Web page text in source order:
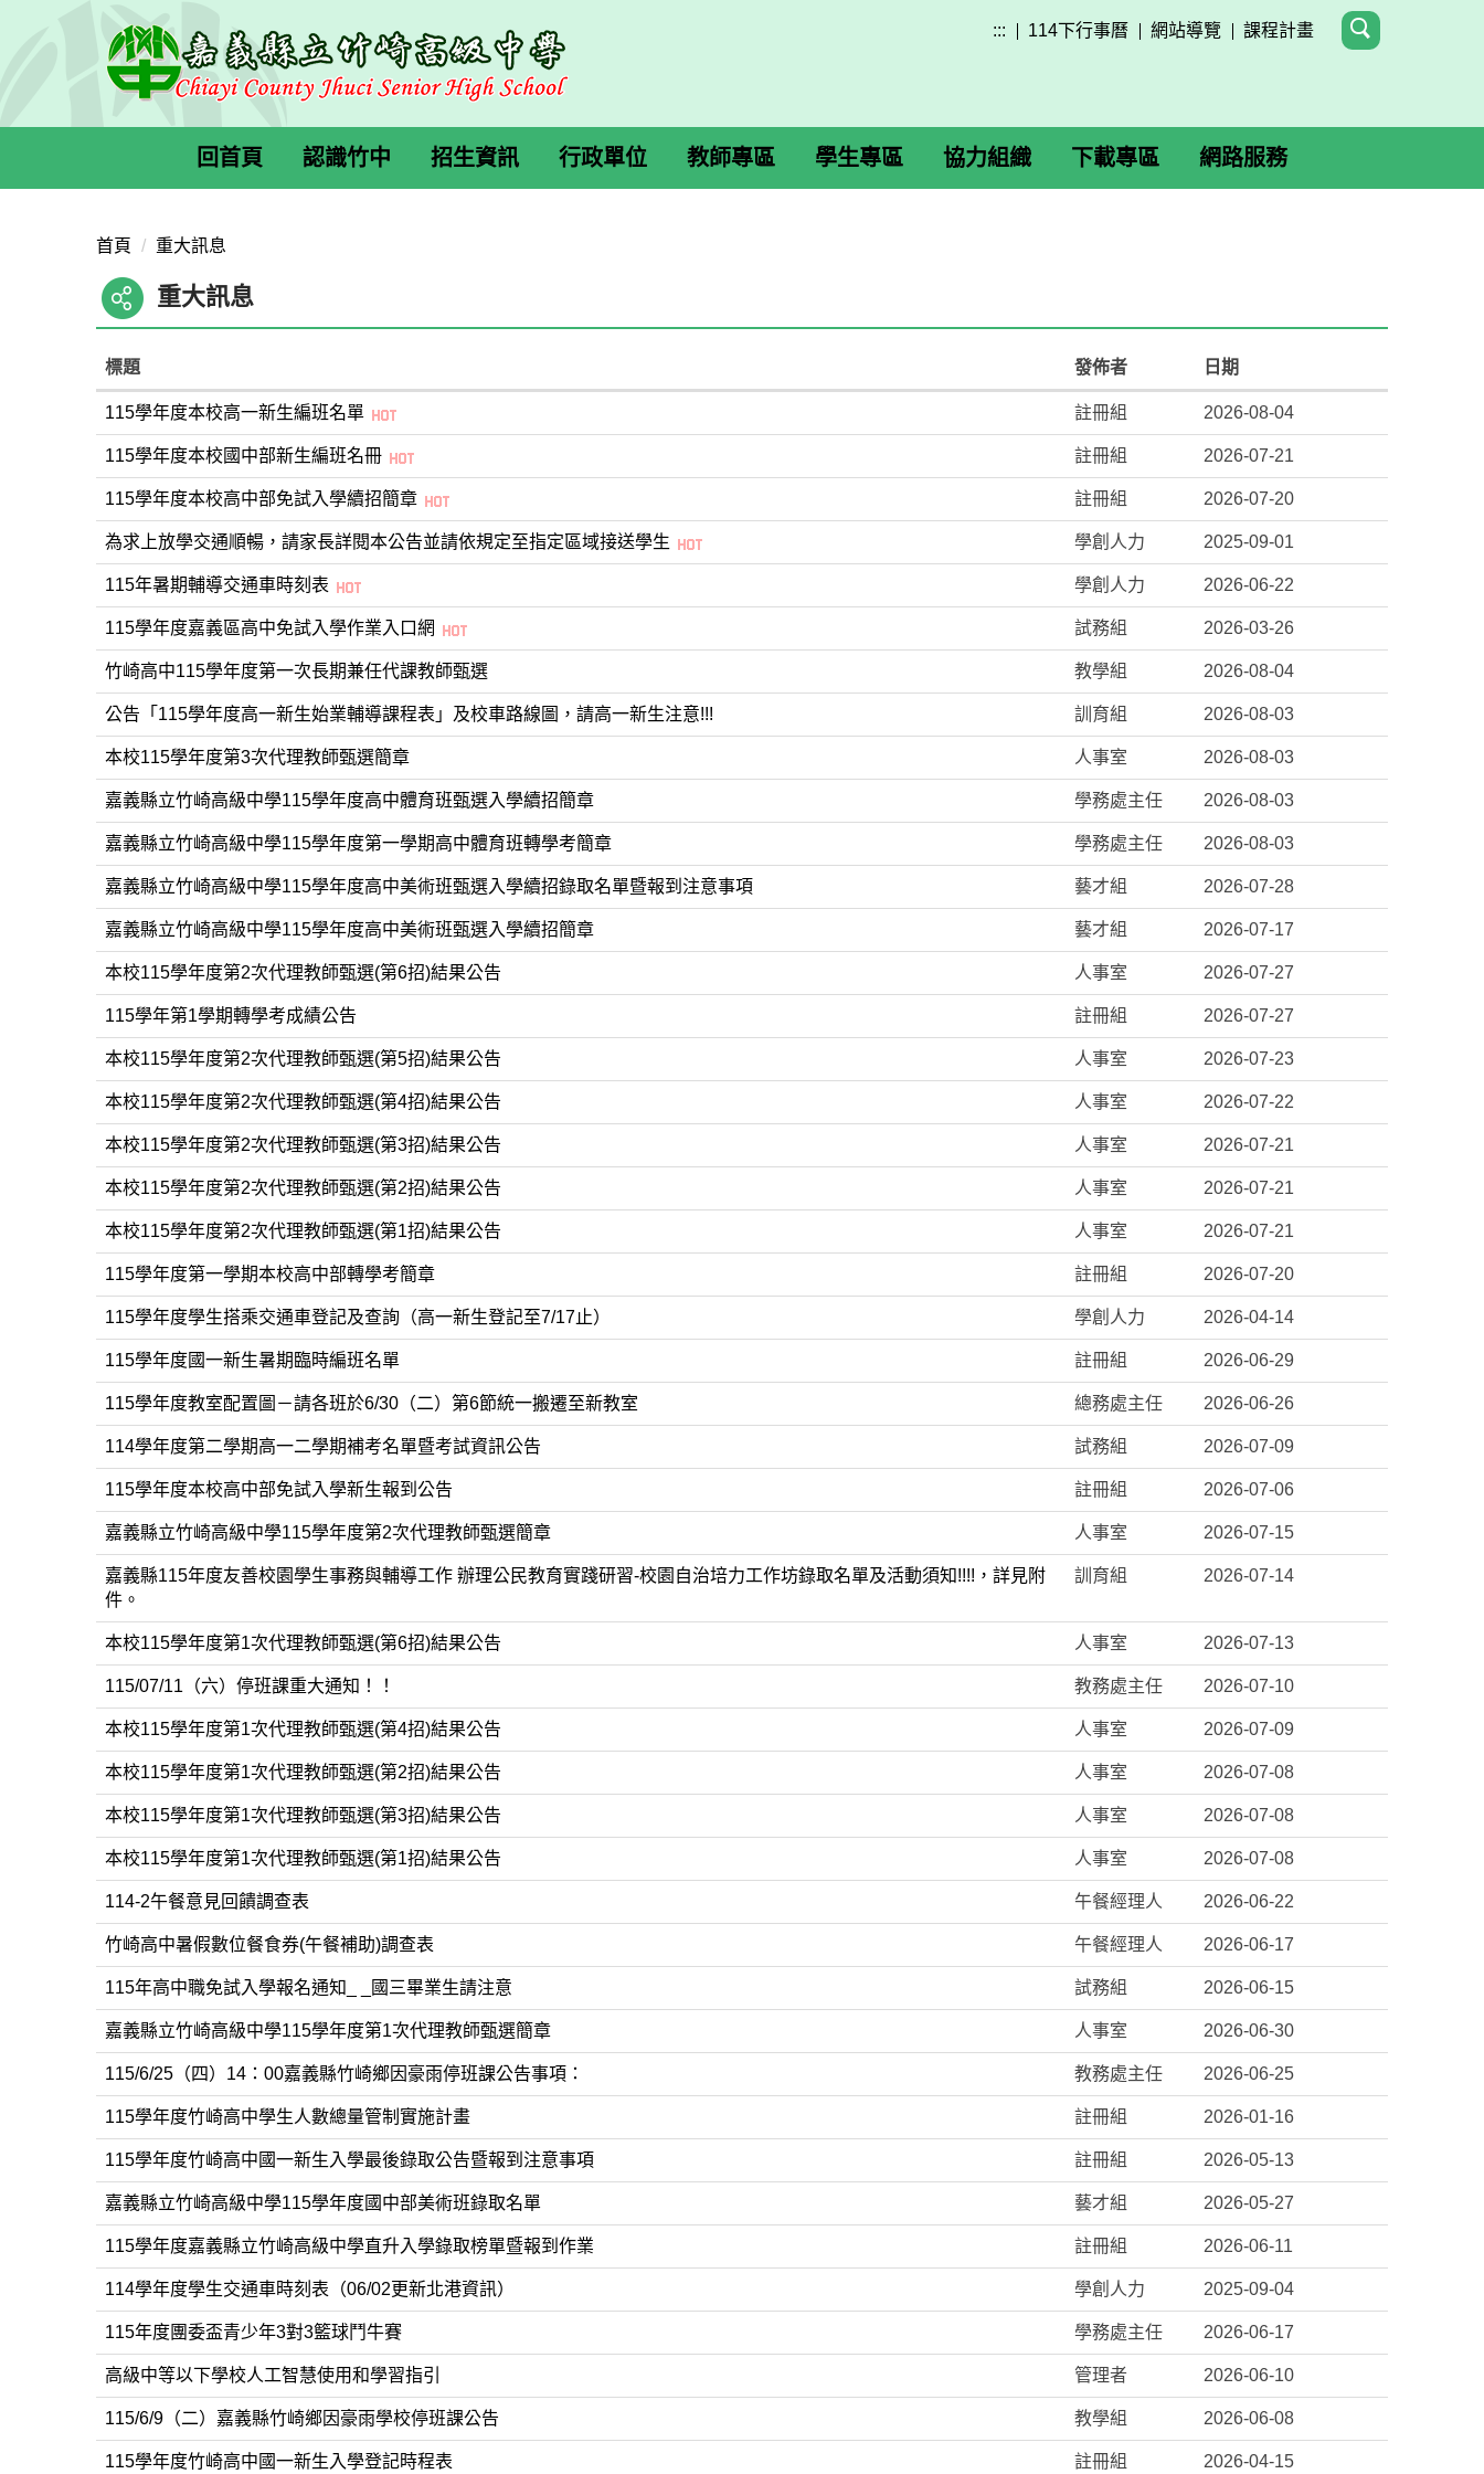
內
::: 114下行事曆 網站導覽 課程計畫
回首頁 認識竹中 招生資訊 行政單位 教師專區 學生專區 協力組織 下載專區 網路服務
首頁 重大訊息
重大訊息
標題 發佈者 日期
115學年度本校高一新生編班名單 註冊組 2026-08-04
115學年度本校國中部新生編班名冊 註冊組 2026-07-21
115學年度本校高中部免試入學續招簡章 註冊組 2026-07-20
為求上放學交通順暢，請家長詳閱本公告並請依規定至指定區域接送學生 學創人力 2025-09-01
115年暑期輔導交通車時刻表 學創人力 2026-06-22
115學年度嘉義區高中免試入學作業入口網 試務組 2026-03-26
竹崎高中115學年度第一次長期兼任代課教師甄選 教學組 2026-08-04
公告「115學年度高一新生始業輔導課程表」及校車路線圖，請高一新生注意!!! 訓育組 2026-08-03
本校115學年度第3次代理教師甄選簡章 人事室 2026-08-03
嘉義縣立竹崎高級中學115學年度高中體育班甄選入學續招簡章 學務處主任 2026-08-03
嘉義縣立竹崎高級中學115學年度第一學期高中體育班轉學考簡章 學務處主任 2026-08-03
嘉義縣立竹崎高級中學115學年度高中美術班甄選入學續招錄取名單暨報到注意事項 藝才組 2026-07-28
嘉義縣立竹崎高級中學115學年度高中美術班甄選入學續招簡章 藝才組 2026-07-17
本校115學年度第2次代理教師甄選(第6招)結果公告 人事室 2026-07-27
115學年第1學期轉學考成績公告 註冊組 2026-07-27
本校115學年度第2次代理教師甄選(第5招)結果公告 人事室 2026-07-23
本校115學年度第2次代理教師甄選(第4招)結果公告 人事室 2026-07-22
本校115學年度第2次代理教師甄選(第3招)結果公告 人事室 2026-07-21
本校115學年度第2次代理教師甄選(第2招)結果公告 人事室 2026-07-21
本校115學年度第2次代理教師甄選(第1招)結果公告 人事室 2026-07-21
115學年度第一學期本校高中部轉學考簡章 註冊組 2026-07-20
115學年度學生搭乘交通車登記及查詢（高一新生登記至7/17止） 學創人力 2026-04-14
115學年度國一新生暑期臨時編班名單 註冊組 2026-06-29
115學年度教室配置圖－請各班於6/30（二）第6節統一搬遷至新教室 總務處主任 2026-06-26
114學年度第二學期高一二學期補考名單暨考試資訊公告 試務組 2026-07-09
115學年度本校高中部免試入學新生報到公告 註冊組 2026-07-06
嘉義縣立竹崎高級中學115學年度第2次代理教師甄選簡章 人事室 2026-07-15
嘉義縣115年度友善校園學生事務與輔導工作 辦理公民教育實踐研習-校園自治培力工作坊錄取名單及活動須知!!!!，詳見附
件。
訓育組 2026-07-14
本校115學年度第1次代理教師甄選(第6招)結果公告 人事室 2026-07-13
115/07/11（六）停班課重大通知！！ 教務處主任 2026-07-10
本校115學年度第1次代理教師甄選(第4招)結果公告 人事室 2026-07-09
本校115學年度第1次代理教師甄選(第2招)結果公告 人事室 2026-07-08
本校115學年度第1次代理教師甄選(第3招)結果公告 人事室 2026-07-08
本校115學年度第1次代理教師甄選(第1招)結果公告 人事室 2026-07-08
114-2午餐意見回饋調查表 午餐經理人 2026-06-22
竹崎高中暑假數位餐食券(午餐補助)調查表 午餐經理人 2026-06-17
115年高中職免試入學報名通知_ _國三畢業生請注意 試務組 2026-06-15
嘉義縣立竹崎高級中學115學年度第1次代理教師甄選簡章 人事室 2026-06-30
115/6/25（四）14：00嘉義縣竹崎鄉因豪雨停班課公告事項： 教務處主任 2026-06-25
115學年度竹崎高中學生人數總量管制實施計畫 註冊組 2026-01-16
115學年度竹崎高中國一新生入學最後錄取公告暨報到注意事項 註冊組 2026-05-13
嘉義縣立竹崎高級中學115學年度國中部美術班錄取名單 藝才組 2026-05-27
115學年度嘉義縣立竹崎高級中學直升入學錄取榜單暨報到作業 註冊組 2026-06-11
114學年度學生交通車時刻表（06/02更新北港資訊） 學創人力 2025-09-04
115年度團委盃青少年3對3籃球鬥牛賽 學務處主任 2026-06-17
高級中等以下學校人工智慧使用和學習指引 管理者 2026-06-10
115/6/9（二）嘉義縣竹崎鄉因豪雨學校停班課公告 教學組 2026-06-08
115學年度竹崎高中國一新生入學登記時程表 註冊組 2026-04-15